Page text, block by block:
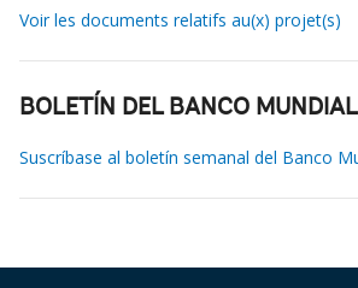
Voir les documents relatifs au(x) projet(s)
BOLETÍN DEL BANCO MUNDIAL
Suscríbase al boletín semanal del Banco